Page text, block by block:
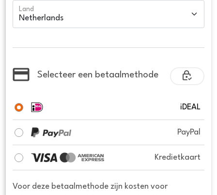
Land
Selecteer een betaalmethode
iDEAL
PayPal
Kredietkaart
Voor deze betaalmethode zijn kosten voor